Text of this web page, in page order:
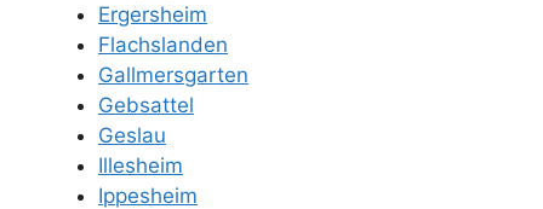
Ergersheim
Flachslanden
Gallmersgarten
Gebsattel
Geslau
Illesheim
Ippesheim